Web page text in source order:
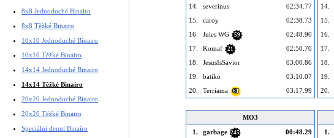
8x8 Jednoduché Binairo
8x8 Těžké Binairo
10x10 Jednoduché Binairo
10x10 Těžké Binairo
14x14 Jednoduché Binairo
14x14 Těžké Binairo
20x20 Jednoduché Binairo
20x20 Těžké Binairo
Speciální denní Binairo
14.
severinus
02:34.77
15.
caroy
02:38.73
16.
Jules WG 59
02:48.90
17.
Komaf 21
02:50.70
18.
JesusIsSavior
03:00.86
19.
batiko
03:10.07
20.
Terriama 61 03:17.99
14.
15.
16.
17.
18.
19.
20.
MO3
1.
garbage 245
00:48.29
1.